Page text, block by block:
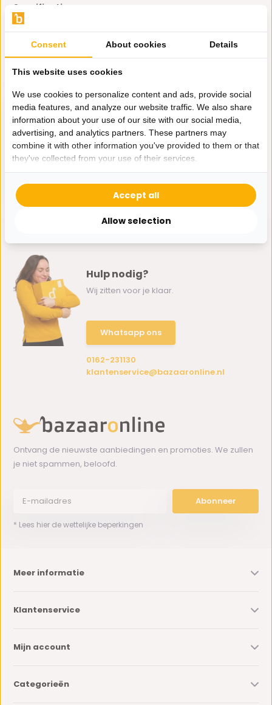
Specificaties
Delen
Eerder bekeken door jou
Wokpan 30 cm -
anti-aanbaklaag
Hulp nodig?
Wij zitten voor je klaar.
Whatsapp ons
0162-231130
klantenservice@bazaaronline.nl
Ontvang de nieuwste aanbiedingen en promoties. We zullen
je niet spammen, beloofd.
Abonneer
* Lees hier de wettelijke beperkingen
Meer informatie
Klantenservice
Mijn account
Categorieën
Consent About cookies Details
This website uses cookies
We use cookies to personalize content and ads, provide social
media features, and analyze our website traffic. We also share
information about your use of our site with our social media,
advertising, and analytics partners. These partners may
combine it with other information you've provided to them or that
they've collected from your use of their services.
Allow selection
Accept all